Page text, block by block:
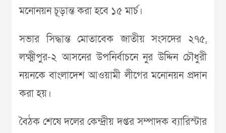
মনোনয়ন চূড়ান্ত করা হবে ১৫ মার্চ।
সভার সিদ্ধান্ত মোতাবেক জাতীয় সংসদের ২৭৫,
লক্ষ্মীপুর-২ আসনের উপনির্বাচনে নুর উদ্দিন চৌধুরী
নয়নকে বাংলাদেশ আওয়ামী লীগের মনোনয়ন প্রদান
করা হয়।
বৈঠক শেষে দলের কেন্দ্রীয় দপ্তর সম্পাদক ব্যারিস্টার